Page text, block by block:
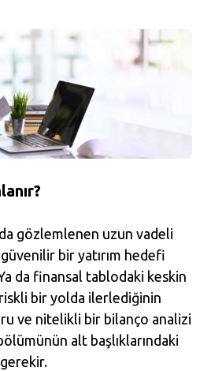
gözlemlenen uzun vadeli
bir yatırım hedefi
da finansal tablodaki keskin
bir yolda ilerlediğinin
ve nitelikli bir bilanço analizi
alt başlıklarındaki